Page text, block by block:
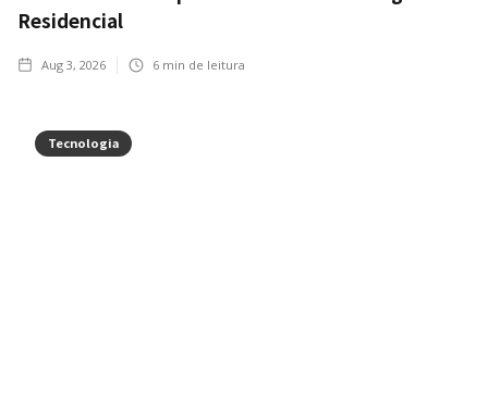
Residencial
Aug 3, 2026 6 min de leitura
Tecnologia